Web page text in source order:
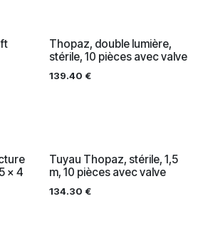
Thopaz, double lumière,
stérile, 10 pièces avec valve
139.40 €
x 4
Tuyau Thopaz, stérile, 1,5
m, 10 pièces avec valve
134.30 €